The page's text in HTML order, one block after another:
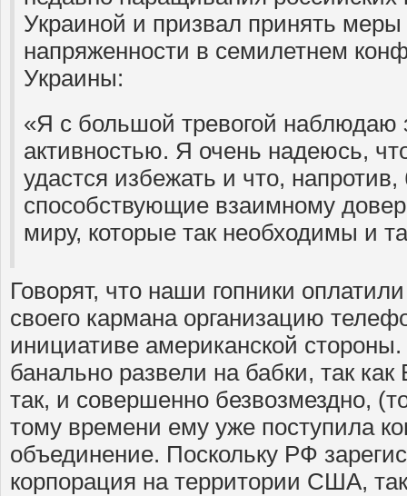
Украиной и призвал принять
напряженности в семилетнем
Украины:
«Я с большой тревогой наблюдаю
активностью. Я очень надеюсь,
удастся избежать и что,
способствующие взаимному
миру, которые так необходимы и
Говорят, что наши гопники
своего кармана организацию
инициативе американской
банально развели на бабки, так
так, и совершенно безвозмездно,
тому времени ему уже поступила
объединение. Поскольку РФ
корпорация на территории США,